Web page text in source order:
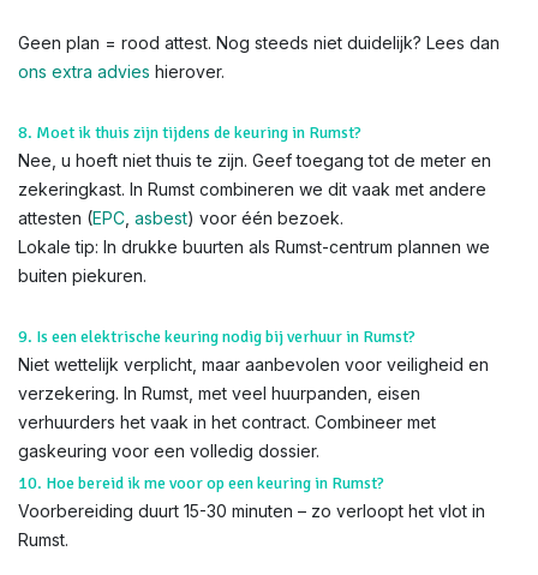
Geen plan = rood attest. Nog steeds niet duidelijk? Lees dan
ons extra advies hierover.
8. Moet ik thuis zijn tijdens de keuring in Rumst?
Nee, u hoeft niet thuis te zijn. Geef toegang tot de meter en
zekeringkast. In Rumst combineren we dit vaak met andere
attesten (EPC asbest) voor één bezoek.
Lokale tip: In drukke buurten als Rumst-centrum plannen we
buiten piekuren.
9. Is een elektrische keuring nodig bij verhuur in Rumst?
Niet wettelijk verplicht, maar aanbevolen voor veiligheid en
verzekering. In Rumst, met veel huurpanden, eisen
verhuurders het vaak in het contract. Combineer met
gaskeuring voor een volledig dossier.
10. Hoe bereid ik me voor op een keuring in Rumst?
Voorbereiding duurt 15-30 minuten – zo verloopt het vlot in
Rumst.